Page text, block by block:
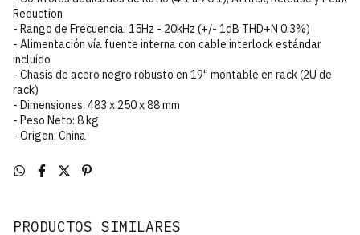
Reduction
- Rango de Frecuencia: 15Hz - 20kHz (+/- 1dB THD+N 0.3%)
- Alimentación vía fuente interna con cable interlock estándar
incluído
- Chasis de acero negro robusto en 19'' montable en rack (2U de
rack)
- Dimensiones: 483 x 250 x 88 mm
- Peso Neto: 8 kg
- Origen: China
PRODUCTOS SIMILARES